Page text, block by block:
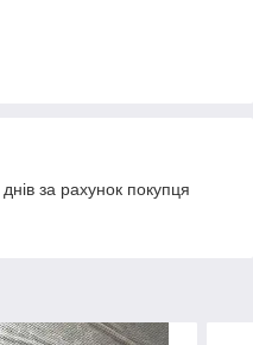
за рахунок покупця